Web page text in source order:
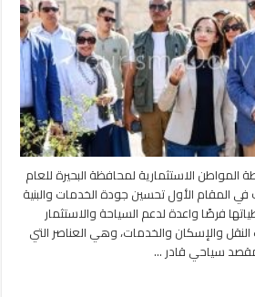
الاستثمارية لمحافظة البحيرة للعام
2027 تستهدف في المقام الأول تحسين جودة الخدمات والبنية
فرصًا واعدة لدعم السياحة والاستثمار
والإسكان والخدمات، وهي العناصر التي
مقصد سياحي قادر …